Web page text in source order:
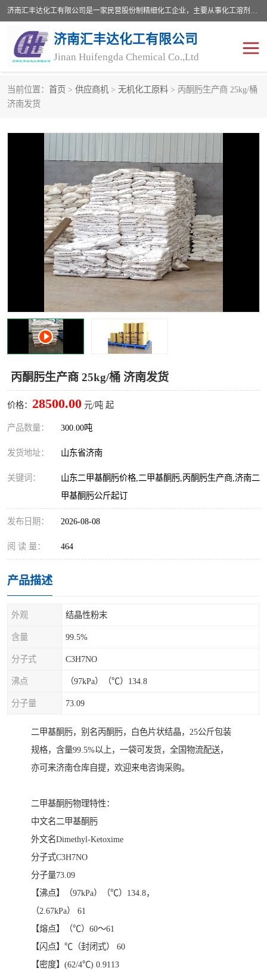
济南汇丰达化工有限公司是一家民营股份制精细化工企业，主要从事化工溶剂、药用辅料、合成中间体等深加工产品的研制开发、生产、销售和进出口贸易。主营产品：环氧丙烷，十二烷基苯，甲基磺酸，磺酸，DMF，DMAC，甘油，苯甲醇，乙酰氯，甲基丙烯酸，甲基丙烯酸甲酯，叔丁醇，异辛酸，二乙烯三胺，一乙，二乙‎，三乙醇胺，原乙酸三甲酯等化工产品及中间体。欢迎各界朋友洽谈咨询业务。
济南汇丰达化工有限公司
Jinan Huifengda Chemical Co.,Ltd
当前位置： 首页 > 供应商机 > 无机化工原料 > 丙酮肟生产商 25kg/桶
济南发货
丙酮肟生产商 25kg/桶 济南发货
价格： 28500.00 元/吨 起
产品数量： 300.00吨
发货地址： 山东省济南
关键词：
山东二甲基酮肟价格,二甲基酮肟,丙酮肟生产商,济南二
甲基酮肟公斤起订
发布日期： 2026-08-08
阅 读 量： 464
产品描述
外观 结晶性粉末
含量 99.5%
分子式 C3H7NO
沸点 （97kPa）（℃）134.8
分子量 73.09
二甲基酮肟，别名丙酮肟，白色片状结晶，25公斤包装
规格，含量99.5%以上，一袋可发货，全国物流配送，
亦可来济南仓库自提，欢迎来电咨询采购。
二甲基酮肟物理特性：
中文名二甲基酮肟
外文名Dimethyl-Ketoxime
分子式C3H7NO
分子量73.09
【沸点】（97kPa）（℃）134.8，
（2.67kPa） 61
【熔点】（℃）60～61
【闪点】℃（封闭式） 60
【密度】(62/4℃) 0.9113
胺类
醇类 醚类
酚类
羧酸衍生物 无机化工原料
无机盐 有机溶剂
添加剂助剂 十二烷基苯
十二烷基苯磺酸 甲醇钠
乙醇钠 三乙胺
丙二醇甲醚醋酸酯 丙酸乙酯
醛类
酯类
烷烃化工原料 合成中间体
水处理助剂